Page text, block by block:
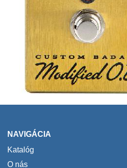
NAVIGÁCIA
Katalóg
O nás